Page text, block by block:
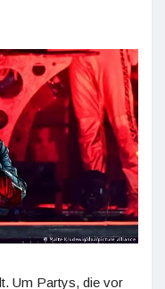
Um Partys, die vor